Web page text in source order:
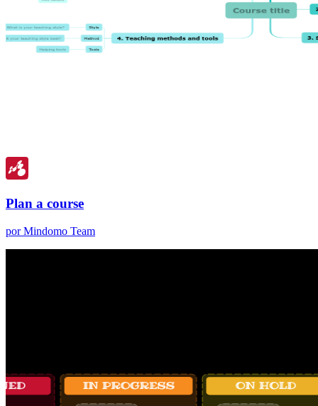
Plan a course
por Mindomo Team